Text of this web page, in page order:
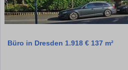
Büro in Dresden 1.918 € 137 m²